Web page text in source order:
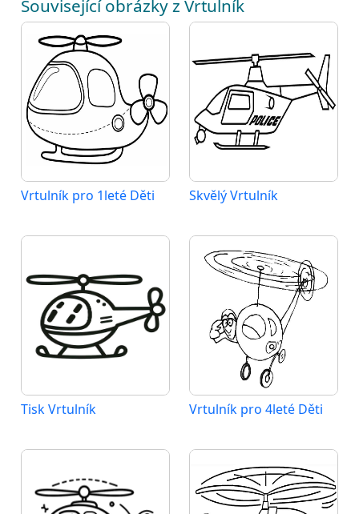
Související obrázky z Vrtulník
Vrtulník pro 1leté Děti Skvělý Vrtulník
Tisk Vrtulník Vrtulník pro 4leté Děti